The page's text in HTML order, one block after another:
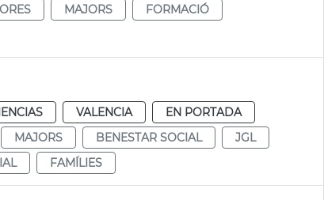
MAJORS
FORMACIÓ
VALENCIA
EN PORTADA
MAJORS BENESTAR SOCIAL
JGL
FAMÍLIES